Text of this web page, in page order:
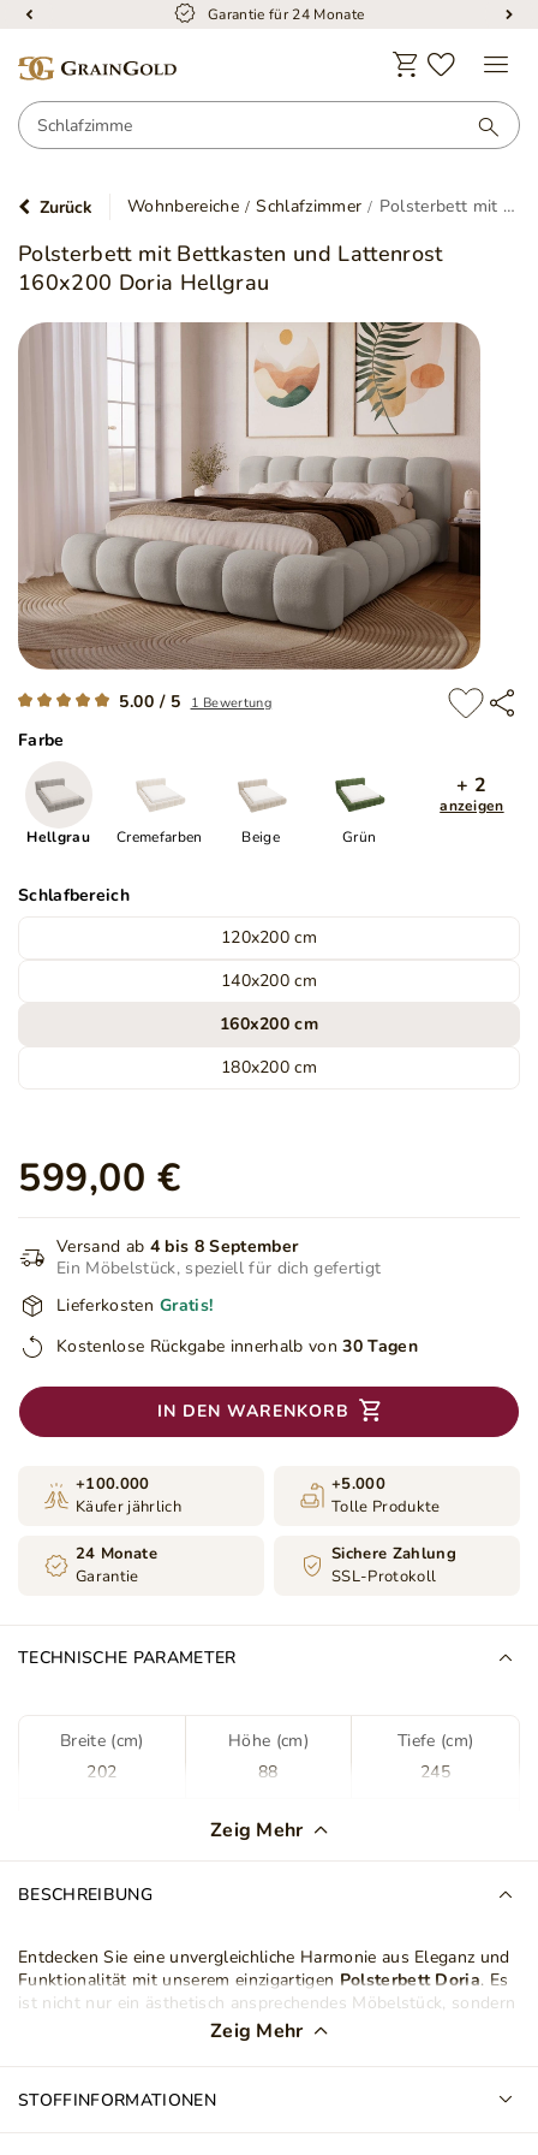
Garantie für 24 Monate
Zurück Wohnbereiche Schlafzimmer Polsterbett mit Bettkasten und Lattenrost 160x200 Doria Hellgrau
Polsterbett mit Bettkasten und Lattenrost
160x200 Doria Hellgrau
5.00 / 5 1 Bewertung
Farbe
Hellgrau Cremefarben Beige Grün
+ 2
anzeigen
Schlafbereich
120x200 cm
140x200 cm
160x200 cm
180x200 cm
599,00 €
Versand ab 4 bis 8 September
Ein Möbelstück, speziell für dich gefertigt
Lieferkosten Gratis!
Kostenlose Rückgabe innerhalb von 30 Tagen
IN DEN WARENKORB
+100.000
Käufer jährlich
+5.000
Tolle Produkte
24 Monate
Garantie
Sichere Zahlung
SSL-Protokoll
TECHNISCHE PARAMETER
Breite (cm)
202
Höhe (cm)
88
Tiefe (cm)
245
Hellgrau
Lattenrost im Set Ja
Schlafbereich
Zeig Mehr
BESCHREIBUNG
Entdecken Sie eine unvergleichliche Harmonie aus Eleganz und
Funktionalität mit unserem einzigartigen Polsterbett Doria. Es
ist nicht nur ein ästhetisch ansprechendes Möbelstück, sondern
ein wahrer Mittelpunkt für Komfort und Bequemlichkeit in
Ihrem Schlafzimmer. Der massive
große Sockel ruht, garantiert nicht nur Stabilität, sondern auch
Langlebigkeit für jahrelangen Gebrauch.
Doppelbett Doriawurde sorgfältig aus hochwertigen
Zeig Mehr
STOFFINFORMATIONEN